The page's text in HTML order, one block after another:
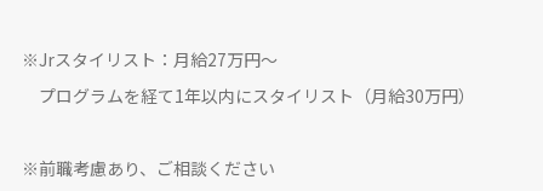
※Jrスタイリスト：月給27万円〜
プログラムを経て1年以内にスタイリスト（月給30万円）
※前職考慮あり、ご相談ください